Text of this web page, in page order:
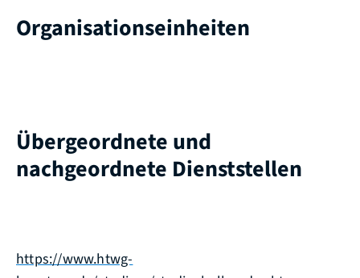
Organisationseinheiten
Übergeordnete und
nachgeordnete Dienststellen
https://www.htwg-